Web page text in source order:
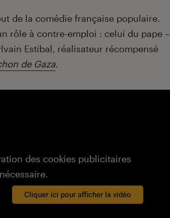
de la comédie française populaire.
rôle à contre-emploi : celui du pape –
Estibal, réalisateur récompensé
de Gaza.
des cookies publicitaires
Cliquer ici pour afficher la vidéo